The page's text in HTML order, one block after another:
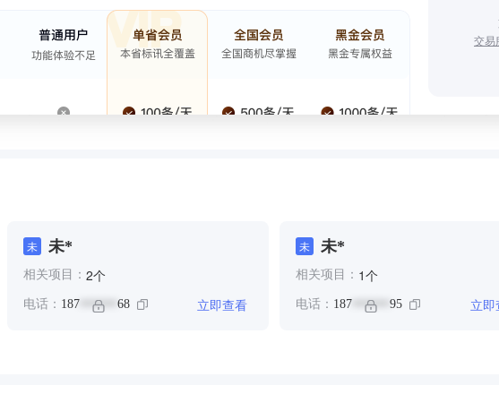
交易
未 未*
相关项目： 2个
电话： 187 ****** 68 立即查看
未 未*
相关项目： 1个
电话： 187 ****** 95 立即